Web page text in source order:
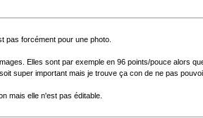
pas forcément pour une photo.
Elles sont par exemple en 96 points/pouce alors
super important mais je trouve ça con de ne pas
mais elle n'est pas éditable.